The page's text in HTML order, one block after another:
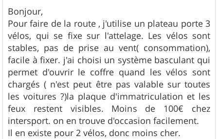
s
s
a
g
e
Bonjour,
Pour faire de la route , j'utilise un plateau porte 3
vélos, qui se fixe sur l'attelage. Les vélos sont
stables, pas de prise au vent( consommation),
facile à fixer. j'ai choisi un système basculant qui
permet d'ouvrir le coffre quand les vélos sont
chargés ( n'est peut être pas valable sur toutes
les voitures ?)la plaque d'immatriculation et les
feux restent visibles. Moins de 100€ chez
intersport. on en trouve d'occasion facilement.
Il en existe pour 2 vélos, donc moins cher.